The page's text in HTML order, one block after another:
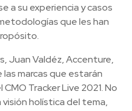
a su experiencia y casos
que les han
Juan Valdéz, Accenture,
las marcas que estarán
Tracker Live 2021. No
holística del tema,